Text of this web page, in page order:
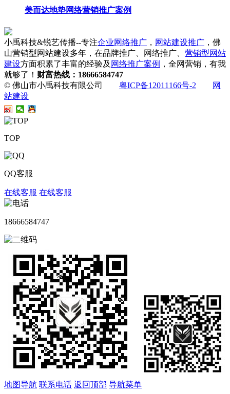
美而达地垫网络营销推广案例
小禹科技&锐艺传播--专注企业网络推广 ， 网站建设推广 ，佛
山营销型网站建设多年，在品牌推广、网络推广、 营销型网站
建设方面积累了丰富的经验及 网络推广案例 ，全网营销，有我
就够了！ 财富热线：18666584747
© 佛山市小禹科技有限公司 粤ICP备12011166号-2
网
站建设
TOP
QQ客服
在线客服 在线客服
18666584747
地图导航 联系电话 返回顶部 导航菜单